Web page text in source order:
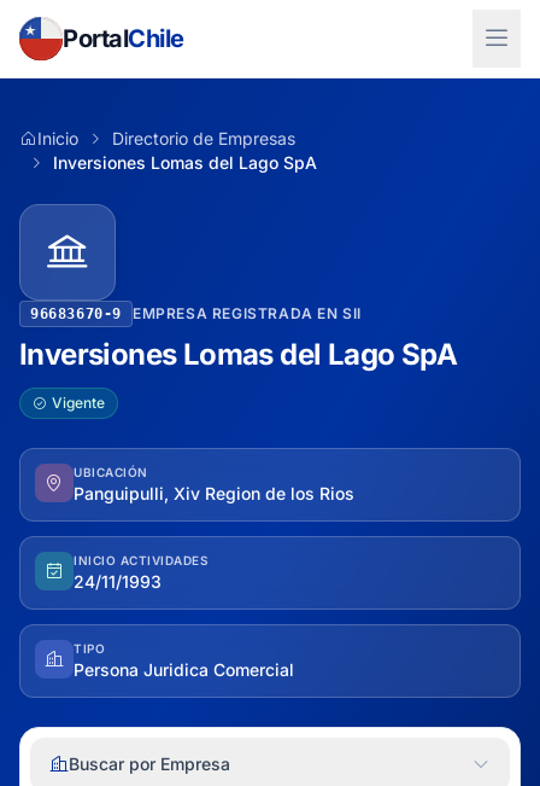
PortalChile
Inicio
Directorio de Empresas
Inversiones Lomas del Lago SpA
96683670-9 EMPRESA REGISTRADA EN SII
Inversiones Lomas del Lago SpA
Vigente
UBICACIÓN
Panguipulli, Xiv Region de los Rios
INICIO ACTIVIDADES
24/11/1993
TIPO
Persona Juridica Comercial
Buscar por Empresa